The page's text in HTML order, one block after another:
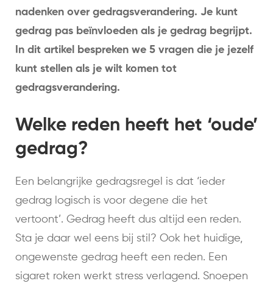
nadenken over gedragsverandering. Je kunt
gedrag pas beïnvloeden als je gedrag begrijpt.
In dit artikel bespreken we 5 vragen die je jezelf
kunt stellen als je wilt komen tot
gedragsverandering.
Welke reden heeft het ‘oude’
gedrag?
Een belangrijke gedragsregel is dat ‘ieder
gedrag logisch is voor degene die het
vertoont’. Gedrag heeft dus altijd een reden.
Sta je daar wel eens bij stil? Ook het huidige,
ongewenste gedrag heeft een reden. Een
sigaret roken werkt stress verlagend. Snoepen